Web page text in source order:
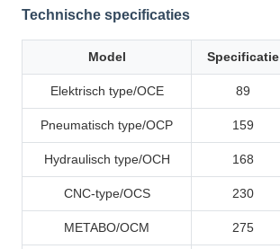
Technische specificaties
Model Specificatie
Elektrisch type/OCE 89
Pneumatisch type/OCP 159
Hydraulisch type/OCH 168
CNC-type/OCS 230
METABO/OCM 275